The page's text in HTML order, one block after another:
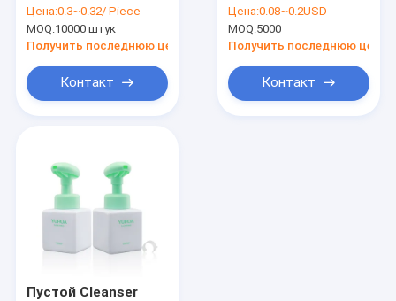
Запросите цитату
Опарникы пластиковой упаковки
300 мл для очистки
лица пластиковая
бутылка
Цена:0.3~0.32/ Piece
MOQ:10000 штук
Получить последнюю цену
Контакт
120мл пластиковая
для мыла Клеансер
мытья рук
лицевого
Цена:0.08~0.2USD
MOQ:5000
Получить последнюю цену
Контакт
Пустой Cleanser